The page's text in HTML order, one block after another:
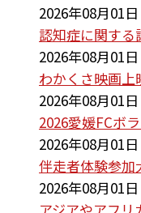
2026年08月01日
認知症に関する
2026年08月01日
わかくさ映画
2026年08月01日
2026愛媛FCボ
2026年08月01日
伴走者体験参加
2026年08月01日